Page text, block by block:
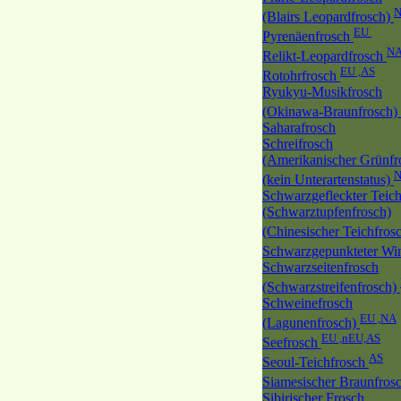
(Blairs Leopardfrosch)
Pyrenäenfrosch EU
Relikt-Leopardfrosch
Rotohrfrosch EU ,AS
Ryukyu-Musikfrosch
(Okinawa-Braunfrosch)
Saharafrosch
Schreifrosch
(Amerikanischer
(kein Unterartenstatus)
Schwarzgefleckter
(Schwarztupfenfrosch)
(Chinesischer
Schwarzgepunkteter
Schwarzseitenfrosch
(Schwarzstreifenfrosch)
Schweinefrosch
(Lagunenfrosch) EU ,NA
Seefrosch EU ,nEU,AS
Seoul-Teichfrosch AS
Siamesischer
Sibirischer Frosch